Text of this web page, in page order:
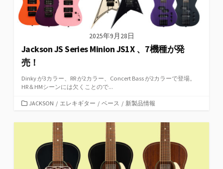
2025年9月28日
Jackson JS Series Minion JS1X 、7機種が発
売！
Dinky が3カラー、RR が2カラー、Concert Bass が2カラーで登場。
HR＆HMシーンには欠くことので...
カ
ゴ
JACKSON / エレキギター / ベース / 新製品情報